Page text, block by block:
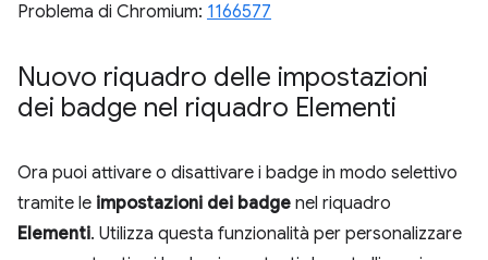
Problema di Chromium: 1166577
Nuovo riquadro delle impostazioni
dei badge nel riquadro Elementi
Ora puoi attivare o disattivare i badge in modo selettivo
tramite le impostazioni dei badge nel riquadro
Elementi. Utilizza questa funzionalità per personalizzare